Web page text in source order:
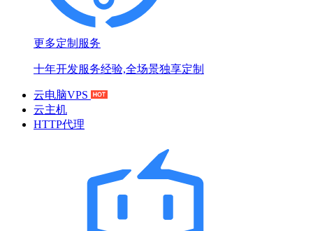
更多定制服务
十年开发服务经验,全场景独享定制
云电脑VPS
云主机
HTTP代理